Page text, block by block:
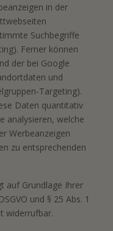
in der
Suchbegriffe
Ferner können
der bei Google
und
Targeting).
Daten quantitativ
analysieren, welche
Werbeanzeigen
zu entsprechenden
auf Grundlage Ihrer
und § 25 Abs. 1
widerrufbar.